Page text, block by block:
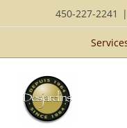
au
450-227-2241 |